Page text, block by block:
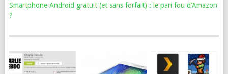
Smartphone Android gratuit (et sans forfait) : le pari fou d’Amazon
?